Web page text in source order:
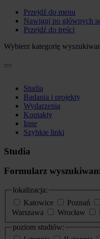
Przejdź do menu
Nawiguj po głównych
Przejdź do treści
Wybierz kategorię
Studia
Badania i projekty
Wydarzenia
Kontakty
Inne
Szybkie linki
Studia
Formularz
lokalizacja:
Katowice
Poznań
Warszawa
Wrocław
poziom studiów: